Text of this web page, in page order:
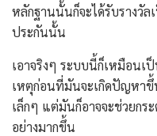
หลักฐานนั้นก็จะได้รับรางวัล
ประกันนั้น
เอาจริงๆ ระบบนี้ก็เหมือนเ
เหตุก่อนที่มันจะเกิดปัญหาขึ้
เล็กๆ แต่มันก็อาจจะช่วยกร
อย่างมากขึ้น